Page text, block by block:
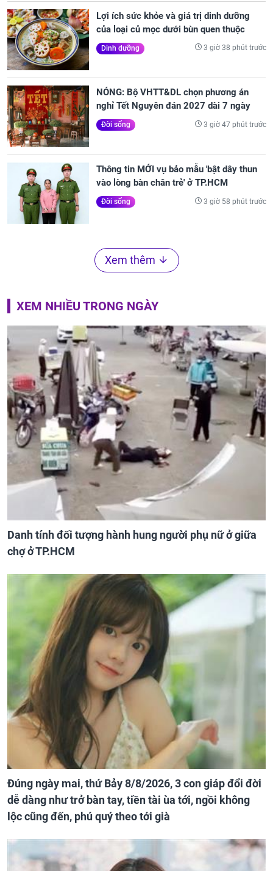
Lợi ích sức khỏe và giá trị dinh dưỡng
của loại củ mọc dưới bùn quen thuộc
Dinh dưỡng 3 giờ 38 phút trước
NÓNG: Bộ VHTT&DL chọn phương án
nghỉ Tết Nguyên đán 2027 dài 7 ngày
Đời sống 3 giờ 47 phút trước
Thông tin MỚI vụ bảo mẫu 'bật dây thun
vào lòng bàn chân trẻ' ở TP.HCM
Đời sống 3 giờ 58 phút trước
Xem thêm
XEM NHIỀU TRONG NGÀY
Danh tính đối tượng hành hung người phụ nữ ở giữa
chợ ở TP.HCM
Đúng ngày mai, thứ Bảy 8/8/2026, 3 con giáp đổi đời
dễ dàng như trở bàn tay, tiền tài ùa tới, ngồi không
lộc cũng đến, phú quý theo tới già